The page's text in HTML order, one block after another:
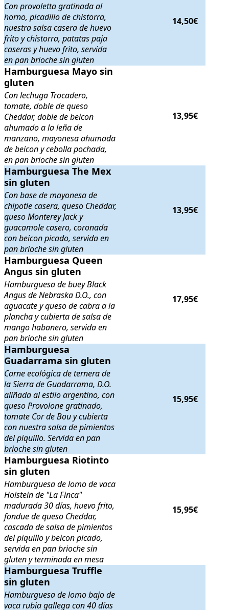
Con provoletta gratinada al
horno, picadillo de chistorra,
nuestra salsa casera de huevo
frito y chistorra, patatas paja
caseras y huevo frito, servida
en pan brioche sin gluten
14,50€
Hamburguesa Mayo sin gluten . Con lechuga Trocadero, tomate,
Hamburguesa Mayo sin
gluten
Con lechuga Trocadero,
tomate, doble de queso
Cheddar, doble de beicon
ahumado a la leña de
manzano, mayonesa ahumada
de beicon y cebolla pochada,
en pan brioche sin gluten
13,95€
Hamburguesa The Mex sin gluten
Hamburguesa The Mex
sin gluten
Con base de mayonesa de
chipotle casera, queso Cheddar,
queso Monterey Jack y
guacamole casero, coronada
con beicon picado, servida en
pan brioche sin gluten
13,95€
Hamburguesa Queen Angus sin gluten
Hamburguesa Queen
Angus sin gluten
Hamburguesa de buey Black
Angus de Nebraska D.O., con
aguacate y queso de cabra a la
plancha y cubierta de salsa de
mango habanero, servida en
pan brioche sin gluten
17,95€
Hamburguesa Guadarrama sin gluten
Hamburguesa
Guadarrama sin gluten
Carne ecológica de ternera de
la Sierra de Guadarrama, D.O.
aliñada al estilo argentino, con
queso Provolone gratinado,
tomate Cor de Bou y cubierta
con nuestra salsa de pimientos
del piquillo. Servida en pan
brioche sin gluten
15,95€
Hamburguesa Riotinto sin gluten
Hamburguesa Riotinto
sin gluten
Hamburguesa de lomo de vaca
Holstein de "La Finca"
madurada 30 días, huevo frito,
fondue de queso Cheddar,
cascada de salsa de pimientos
del piquillo y beicon picado,
servida en pan brioche sin
gluten y terminada en mesa
15,95€
Hamburguesa Truffle sin gluten
Hamburguesa Truffle
sin gluten
Hamburguesa de lomo bajo de
vaca rubia gallega con 40 días